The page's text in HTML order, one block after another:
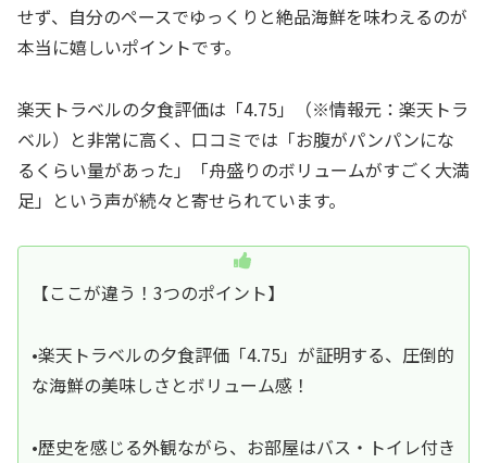
せず、自分のペースでゆっくりと絶品海鮮を味わえるのが
本当に嬉しいポイントです。
楽天トラベルの夕食評価は「4.75」（※情報元：楽天トラ
ベル）と非常に高く、口コミでは「お腹がパンパンにな
るくらい量があった」「舟盛りのボリュームがすごく大満
足」という声が続々と寄せられています。
【ここが違う！3つのポイント】
•楽天トラベルの夕食評価「4.75」が証明する、圧倒的
な海鮮の美味しさとボリューム感！
•歴史を感じる外観ながら、お部屋はバス・トイレ付き